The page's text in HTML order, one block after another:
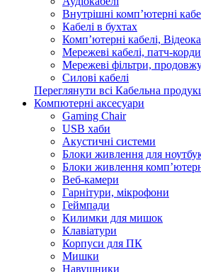
Внутрішні комп’ютерні
Кабелі в бухтах
Комп’ютерні кабелі,
Мережеві кабелі, патч-корди
Мережеві фільтри,
Силові кабелі
Переглянути всі Кабельна
Компютерні аксесуари
Gaming Chair
USB хаби
Акустичні системи
Блоки живлення для
Блоки живлення
Веб-камери
Гарнітури, мікрофони
Геймпади
Килимки для мишок
Клавіатури
Корпуси для ПК
Мишки
Навушники